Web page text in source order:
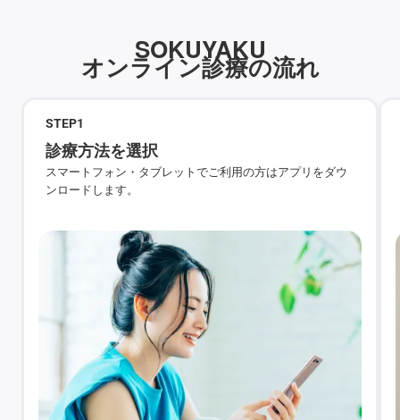
SOKUYAKU
オンライン診療の流れ
STEP1
診療方法を選択
スマートフォン・タブレットでご利用の方はアプリをダウ
ンロードします。